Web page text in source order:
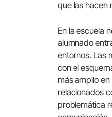
que las hacen
En la escuela
alumnado
entornos. Las
con el
más amplio
relacionados
problemática